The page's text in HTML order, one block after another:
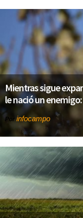
Mientras sigue
le nació un
Por infocampo